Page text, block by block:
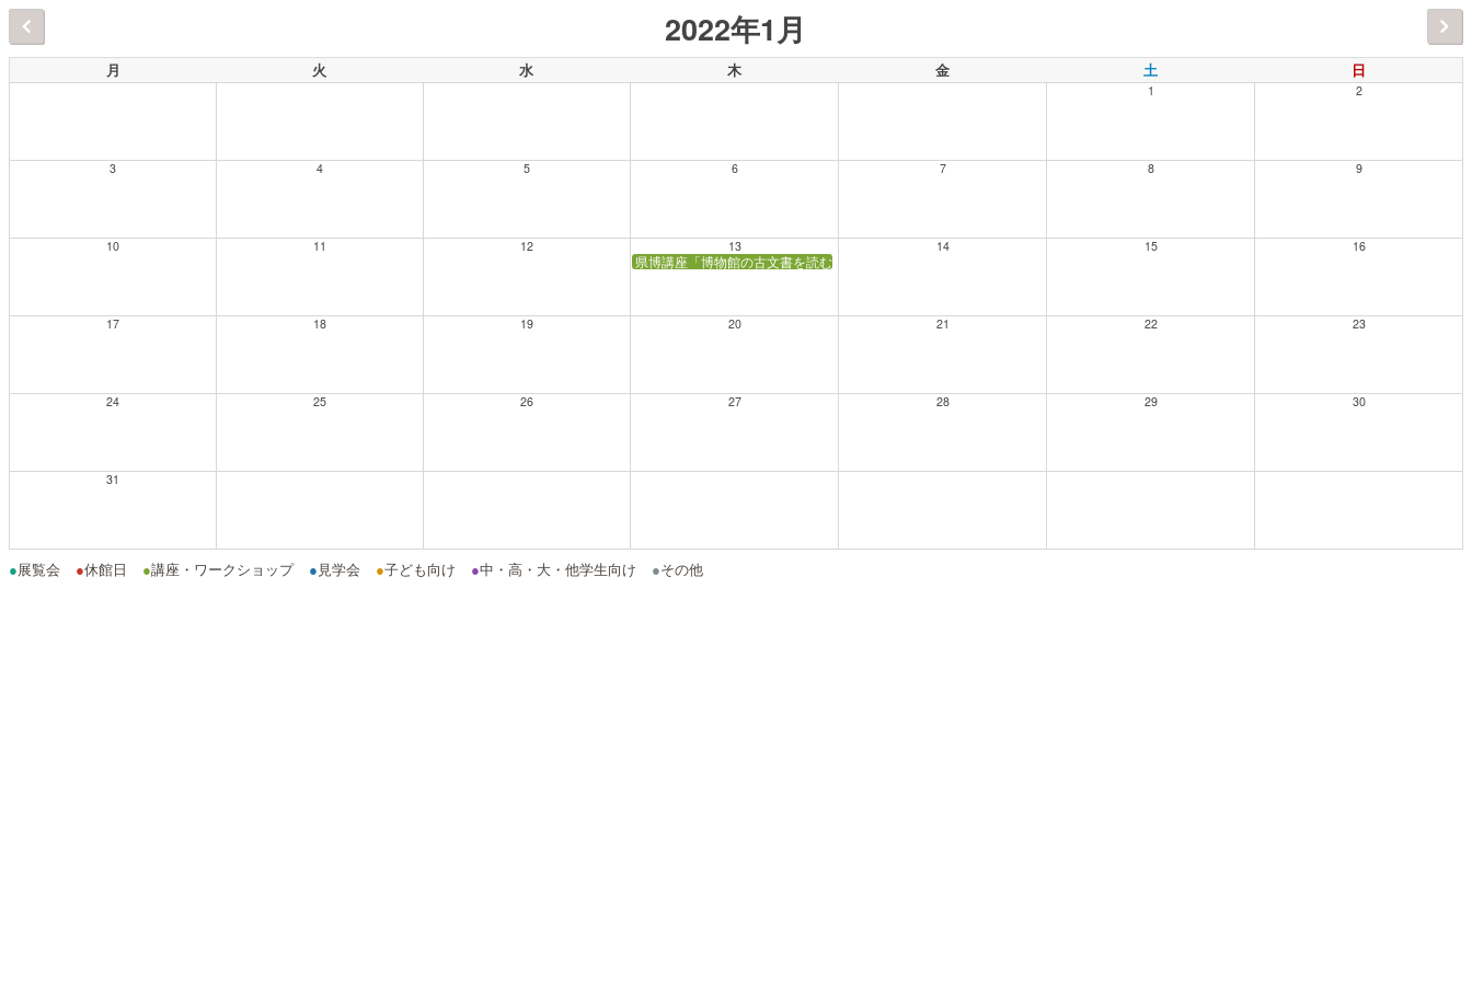
2022年1月
月 火 水 木 金 土 日
1 2
3 4 5 6 7 8 9
10 11 12 13
県博講座「博物館の古文書を読む」（連続講座 全4回）
14 15 16
17 18 19 20 21 22 23
24 25 26 27 28 29 30
31
●展覧会 ●休館日 ●講座・ワークショップ ● 見学会 ●子ども向け ●中・高・大・他学生向け ●その他